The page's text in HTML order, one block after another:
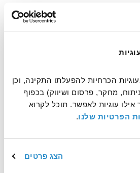
הפרטיות שלנו.
הצג פרטיםעל עוד דרכים לעשות טוב